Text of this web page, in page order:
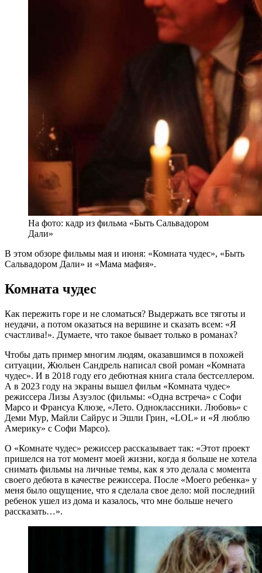
На фото: кадр из фильма «Быть Сальвадором
Дали»
В этом обзоре фильмы мая и июня: «Комната чудес», «Быть
Сальвадором Дали» и «Мама мафия».
Комната чудес
Как пережить горе и не сломаться? Выдержать все тяготы и
неудачи, а потом оказаться на вершине и сказать всем: «Я
счастлива!». Думаете, что такое бывает только в романах?
Чтобы дать пример многим людям, оказавшимся в похожей
ситуации, Жюльен Сандрель написал свой роман «Комната
чудес». И в 2018 году его дебютная книга стала бестселлером.
А в 2023 году на экраны вышел фильм «Комната чудес»
режиссера Лизы Азуэлос (фильмы: «Одна встреча» с Софи
Марсо и Франсуа Клюзе, «Лето. Одноклассники. Любовь» с
Деми Мур, Майли Сайрус и Эшли Грин, «LOL» и «Я люблю
Америку» с Софи Марсо).
О «Комнате чудес» режиссер рассказывает так: «Этот проект
пришелся на тот момент моей жизни, когда я больше не хотела
снимать фильмы на личные темы, как я это делала с момента
своего дебюта в качестве режиссера. После «Моего ребенка» у
меня было ощущение, что я сделала свое дело: мой последний
ребенок ушел из дома и казалось, что мне больше нечего
рассказать…».